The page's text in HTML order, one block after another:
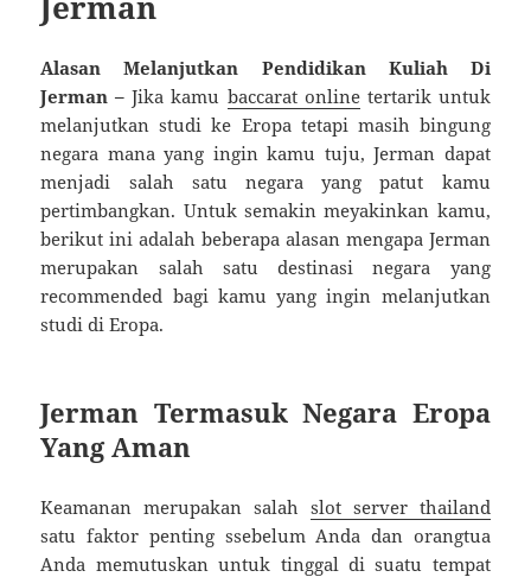
Alasan Melanjutkan Pendidikan Kuliah Di
Jerman –Jika kamu baccarat onlinetertarik untuk
melanjutkan studi ke Eropa tetapi masih bingung
negara mana yang ingin kamu tuju, Jerman dapat
menjadi salah satu negara yang patut kamu
pertimbangkan. Untuk semakin meyakinkan kamu,
berikut ini adalah beberapa alasan mengapa Jerman
merupakan salah satu destinasi negara yang
recommended bagi kamu yang ingin melanjutkan
studi di Eropa.
Jerman Termasuk Negara Eropa
Yang Aman
Keamanan merupakan salah slot server thailand
satu faktor penting ssebelum Anda dan orangtua
Anda memutuskan untuk tinggal di suatu tempat